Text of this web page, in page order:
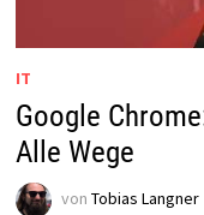
IT
Google
Alle Wege
von Tobias Langner